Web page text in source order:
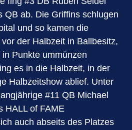
QB ab. Die Griffins schlugen
und so kamen die
der Halbzeit in Ballbesitz,
Punkte ummünzen
es in die Halbzeit, in der
Halbzeitshow ablief. Unter
#11 QB Michael
HALL of FAME
auch abseits des Platzes